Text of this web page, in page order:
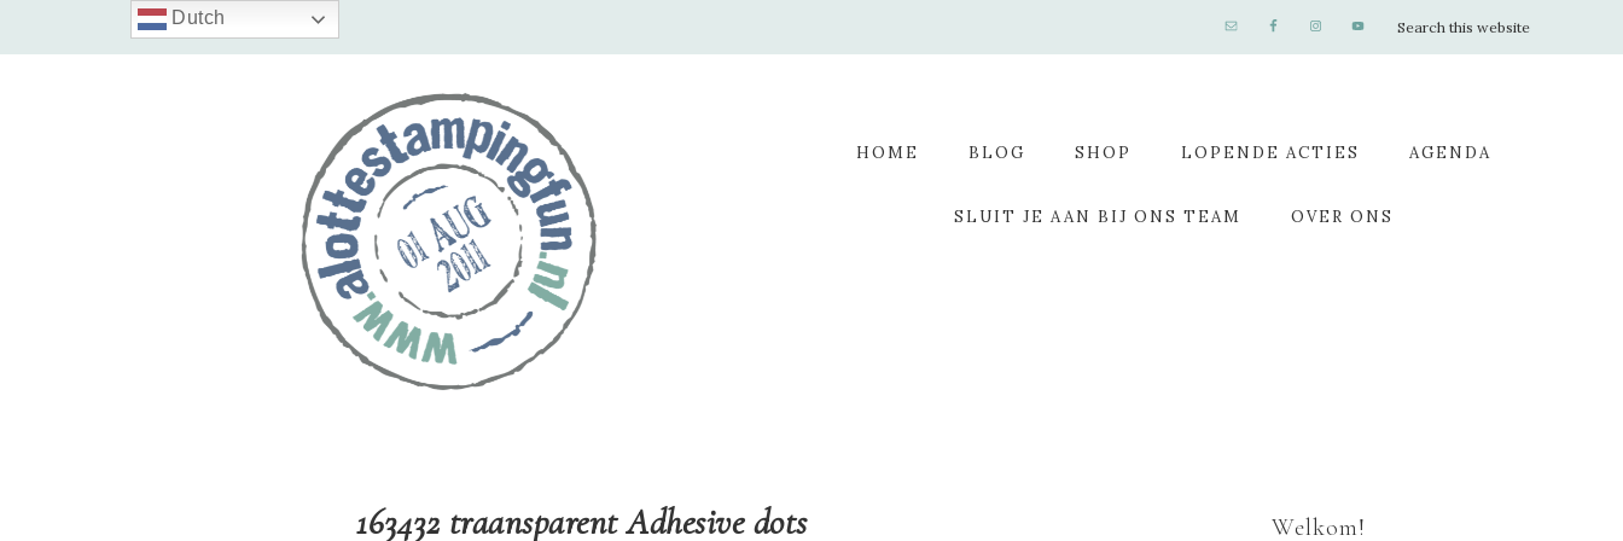
HOME BLOG SHOP LOPENDE ACTIES AGENDA
SLUIT JE AAN BIJ ONS TEAM OVER ONS
163432 traansparent Adhesive dots Welkom!
Dutch